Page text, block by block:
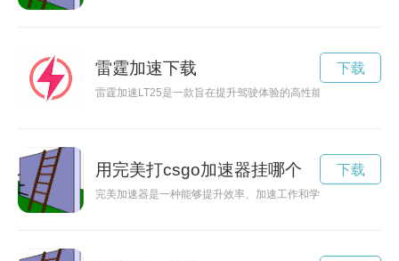
雷霆加速下载
雷霆加速LT25是一款旨在提升驾驶体验的高性能汽车，其卓越
下载
用完美打csgo加速器挂哪个
完美加速器是一种能够提升效率、加速工作和学习的技术装置
下载